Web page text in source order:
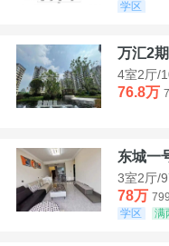
学区
万汇2
4室2厅/
76.8万
东城一
3室2厅/
78万
学区
满